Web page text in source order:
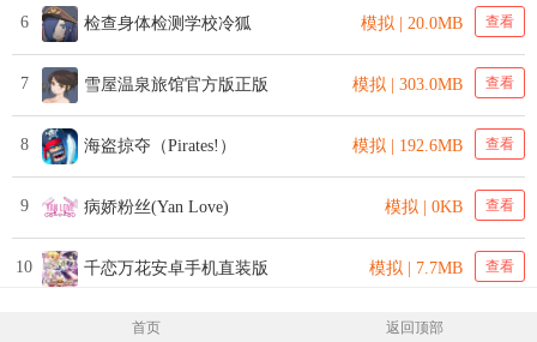
6 检查身体检测学校冷狐 模拟 | 20.0MB 查看
7 雪屋温泉旅馆官方版正版 模拟 | 303.0MB 查看
8 海盗掠夺（Pirates!） 模拟 | 192.6MB 查看
9 病娇粉丝(Yan Love) 模拟 | 0KB 查看
10 千恋万花安卓手机直装版 模拟 | 7.7MB 查看
首页 返回顶部